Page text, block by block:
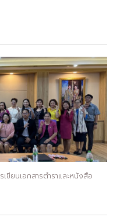
ขียนเอกสารตำราและหนังสือ